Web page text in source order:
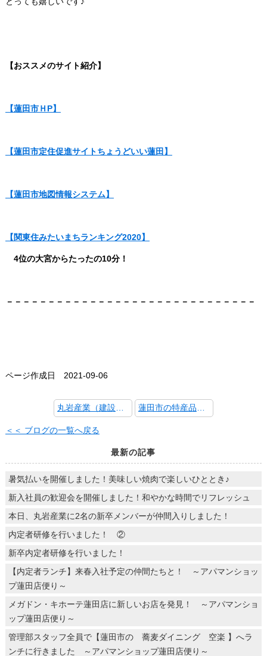
【おススメのサイト紹介】
【蓮田市ＨP】
【蓮田市定住促進サイトちょうどいい蓮田】
【蓮田市地図情報システム】
【関東住みたいまちランキング2020】
4位の大宮からたったの10分！
－－－－－－－－－－－－－－－－－－－－－－－－－－－－－－
ページ作成日 2021-09-06
＜＜ ブログの一覧へ戻る
最新の記事
暑気払いを開催しました！美味しい焼肉で楽しいひととき♪
新入社員の歓迎会を開催しました！和やかな時間でリフレッシュ
本日、丸岩産業に2名の新卒メンバーが仲間入りしました！
内定者研修を行いました！ ②
新卒内定者研修を行いました！
【内定者ランチ】来春入社予定の仲間たちと！ ～アパマンショッ
プ蓮田店便り～
メガドン・キホーテ蓮田店に新しいお店を発見！ ～アパマンショ
ップ蓮田店便り～
管理部スタッフ全員で【蓮田市の 蕎麦ダイニング 空楽 】へラ
ンチに行きました ～アパマンショップ蓮田店便り～